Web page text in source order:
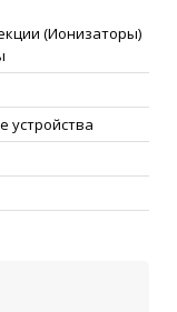
(Ионизаторы)